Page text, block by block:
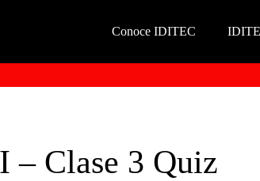
Conoce IDITEC
– Clase 3 Quiz